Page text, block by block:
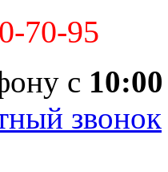
70-95
с 10:00
звонок